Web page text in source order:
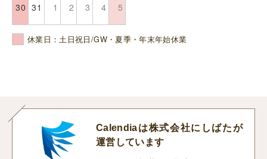
30 31 1 2 3 4 5
休業日：土日祝日/GW・夏季・年末年始休業
Calendiaは株式会社にしばたが
運営しています